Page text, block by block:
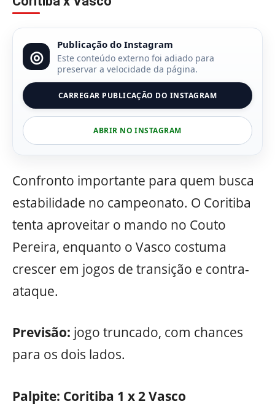
◎
Publicação do Instagram
Este conteúdo externo foi adiado para
preservar a velocidade da página.
CARREGAR PUBLICAÇÃO DO INSTAGRAM
ABRIR NO INSTAGRAM
Confronto importante para quem busca
estabilidade no campeonato. O Coritiba
tenta aproveitar o mando no Couto
Pereira, enquanto o Vasco costuma
crescer em jogos de transição e contra-
ataque.
Previsão: jogo truncado, com chances
para os dois lados.
Palpite: Coritiba 1 x 2 Vasco